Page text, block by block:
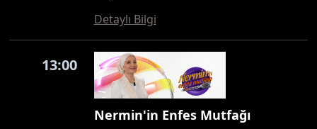
Detaylı Bilgi
13:00
Nermin'in Enfes Mutfağı